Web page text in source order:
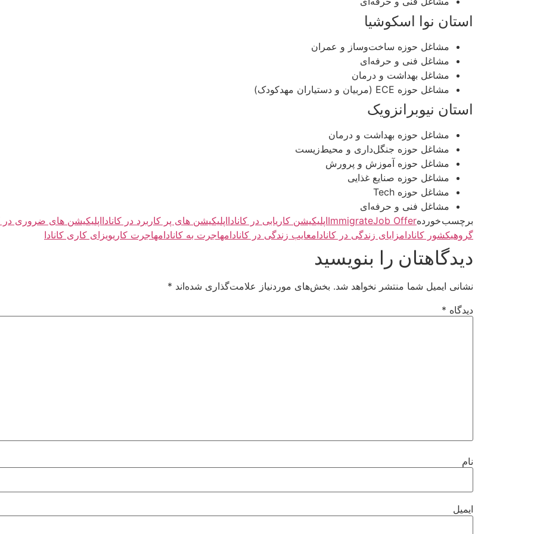
استان نوا اسکوشیا
مشاغل حوزه ساخت‌و‌ساز و عمران
مشاغل فنی و حرفه‌ای
مشاغل بهداشت و درمان
مشاغل حوزه ECE (مربیان و دستیاران مهد‌کودک)
استان نیوبرانزویک
مشاغل حوزه بهداشت و درمان
مشاغل حوزه جنگل‌داری و محیط‌زیست
مشاغل حوزه آموزش و پرورش
مشاغل حوزه صنایع غذایی
مشاغل حوزه Tech
مشاغل فنی و حرفه‌ای
برچسب خورده
ImmigrateJob Offer اپلیکیشن کاریابی در کانادااپلیکیشن های پر کاربرد در کانادااپلیکیشن های ضروری در
گروهیکشور کانادامزایای زندگی در کانادامعایب زندگی در کانادامهاجرت به کانادامهاجرت کاریویزای کاری کانادا
دیدگاهتان را بنویسید
نشانی ایمیل شما منتشر نخواهد شد. بخش‌های موردنیاز علامت‌گذاری شده‌اند *
دیدگاه *
نام
ایمیل